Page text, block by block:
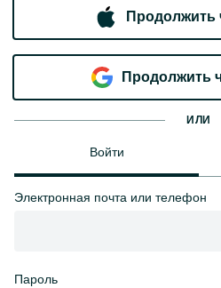
Продолжить
Продолжить
ИЛИ
Войти
Электронная почта или телефон
Пароль